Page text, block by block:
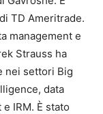
TD Ameritrade.
management e
Strauss ha
nei settori Big
data
IRM. È stato